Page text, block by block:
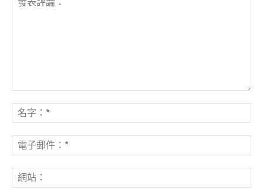
表
評
論：
字
*
子
郵
*站